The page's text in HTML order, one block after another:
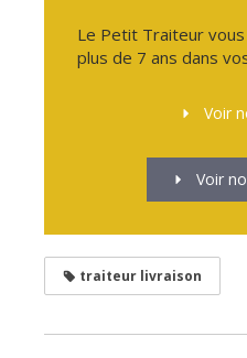
Le Petit Traiteur
plus de 7 ans dans
Voir
Voir
traiteur livraison